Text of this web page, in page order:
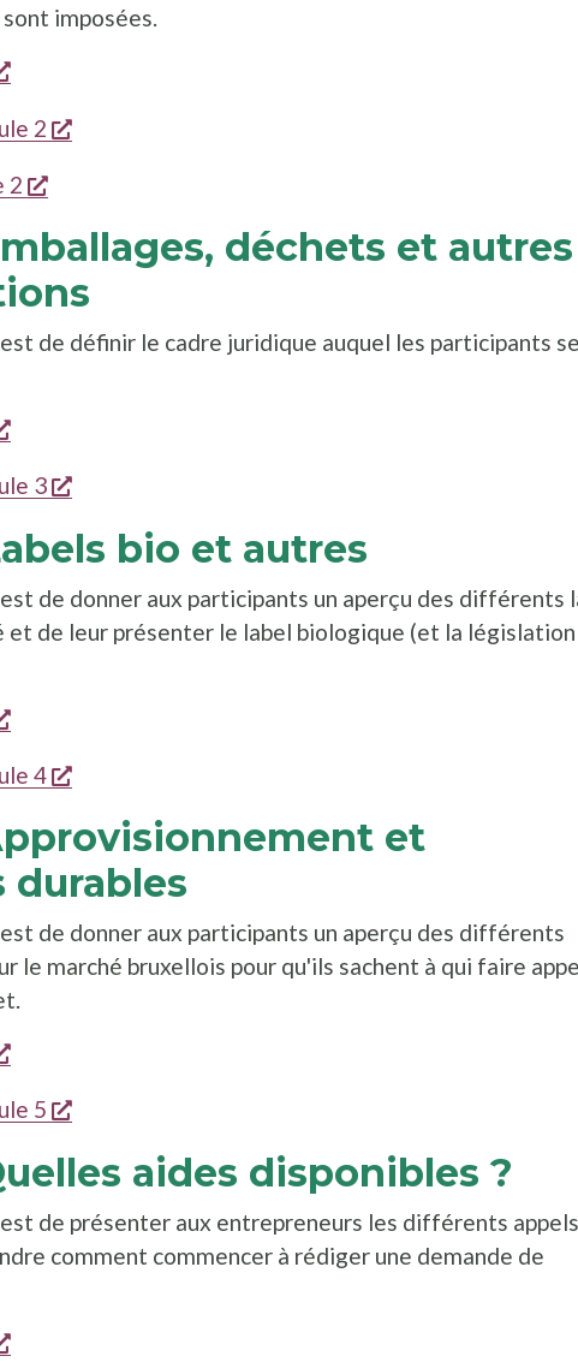
imposées.
s'ouvre dans une nouvelle fenêtre
2 s'ouvre dans une nouvelle fenêtre
2 s'ouvre dans une nouvelle fenêtre
déchets et autres
de définir le cadre juridique auquel les participants
s'ouvre dans une nouvelle fenêtre
3 s'ouvre dans une nouvelle fenêtre
bio et autres
de donner aux participants un aperçu des différents
et de leur présenter le label biologique (et la législation
s'ouvre dans une nouvelle fenêtre
4 s'ouvre dans une nouvelle fenêtre
et
durables
de donner aux participants un aperçu des différents
le marché bruxellois pour qu'ils sachent à qui faire
s'ouvre dans une nouvelle fenêtre
5 s'ouvre dans une nouvelle fenêtre
aides disponibles ?
de présenter aux entrepreneurs les différents
comment commencer à rédiger une demande de
s'ouvre dans une nouvelle fenêtre